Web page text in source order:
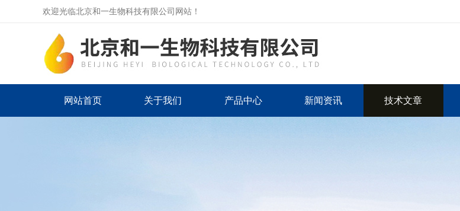
欢迎光临北京和一生物科技有限公司网站！
网站首页 关于我们 产品中心 新闻资讯 技术文章